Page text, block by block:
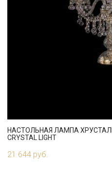
НАСТОЛЬНАЯ ЛАМПА
CRYSTAL LIGHT
21 644 руб.